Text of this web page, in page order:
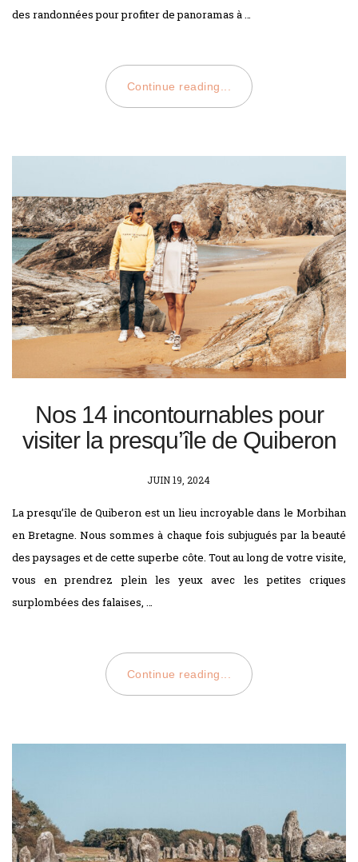
des randonnées pour profiter de panoramas à …
Continue reading...
Nos 14 incontournables pour
visiter la presqu’île de Quiberon
POSTED
JUIN 19, 2024
La presqu’île de Quiberon est un lieu incroyable dans le Morbihan
en Bretagne. Nous sommes à chaque fois subjugués par la beauté
des paysages et de cette superbe côte. Tout au long de votre visite,
vous en prendrez plein les yeux avec les petites criques
surplombées des falaises, …
Continue reading...